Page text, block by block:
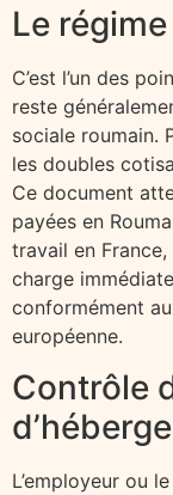
Le
C’est l’un des
reste
sociale roumain.
les doubles
Ce document
payées en
travail en
charge
conformément
européenne.
Contrôle
L’employeur ou